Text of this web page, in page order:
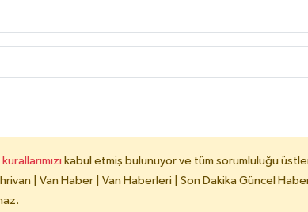
kabul etmiş bulunuyor ve tüm sorumluluğu
| Van Haber | Van Haberleri | Son Dakika Güncel